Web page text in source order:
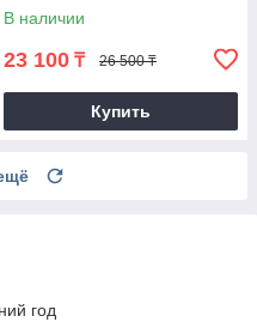
В наличии
23 100 ₸ 26 500 ₸
Купить
год